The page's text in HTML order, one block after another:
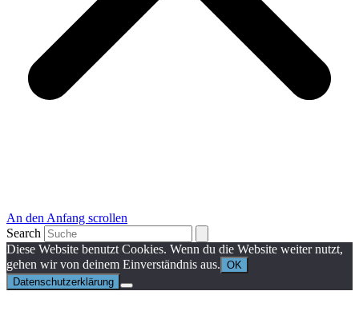
An den Anfang scrollen
Search
Diese Website benutzt Cookies. Wenn du die Website weiter nutzt,
gehen wir von deinem Einverständnis aus. OK
Datenschutzerklärung